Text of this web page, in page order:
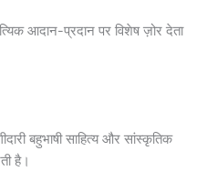
आदान-प्रदान पर विशेष ज़ोर देता
बहुभाषी साहित्य और सांस्कृतिक
है।